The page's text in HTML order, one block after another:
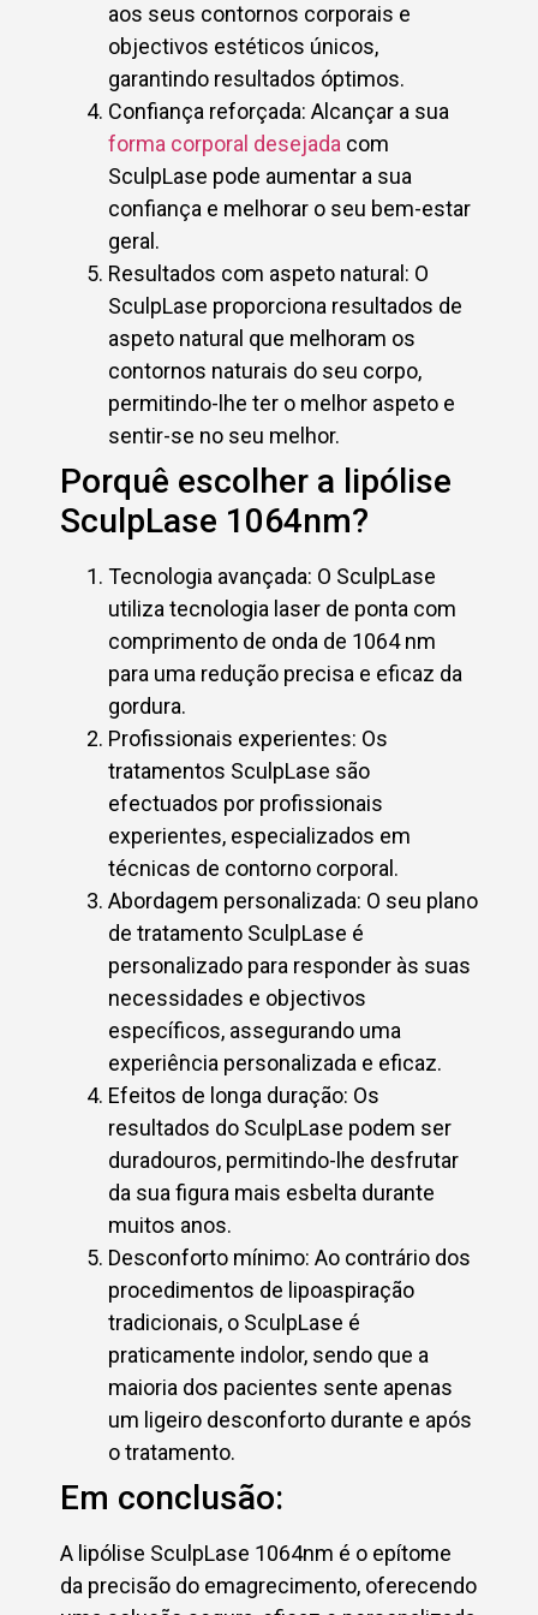
aos seus contornos corporais e
objectivos estéticos únicos,
garantindo resultados óptimos.
Confiança reforçada: Alcançar a sua
forma corporal desejada com
SculpLase pode aumentar a sua
confiança e melhorar o seu bem-estar
geral.
Resultados com aspeto natural: O
SculpLase proporciona resultados de
aspeto natural que melhoram os
contornos naturais do seu corpo,
permitindo-lhe ter o melhor aspeto e
sentir-se no seu melhor.
Porquê escolher a lipólise
SculpLase 1064nm?
Tecnologia avançada: O SculpLase
utiliza tecnologia laser de ponta com
comprimento de onda de 1064 nm
para uma redução precisa e eficaz da
gordura.
Profissionais experientes: Os
tratamentos SculpLase são
efectuados por profissionais
experientes, especializados em
técnicas de contorno corporal.
Abordagem personalizada: O seu plano
de tratamento SculpLase é
personalizado para responder às suas
necessidades e objectivos
específicos, assegurando uma
experiência personalizada e eficaz.
Efeitos de longa duração: Os
resultados do SculpLase podem ser
duradouros, permitindo-lhe desfrutar
da sua figura mais esbelta durante
muitos anos.
Desconforto mínimo: Ao contrário dos
procedimentos de lipoaspiração
tradicionais, o SculpLase é
praticamente indolor, sendo que a
maioria dos pacientes sente apenas
um ligeiro desconforto durante e após
o tratamento.
Em conclusão:
A lipólise SculpLase 1064nm é o epítome
da precisão do emagrecimento, oferecendo